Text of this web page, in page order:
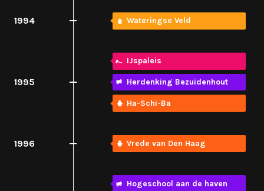
1994 Wateringse Veld
1995
IJspaleis
Herdenking Bezuidenhout
Ha-Schi-Ba
1996 Vrede van Den Haag
Hogeschool aan de haven